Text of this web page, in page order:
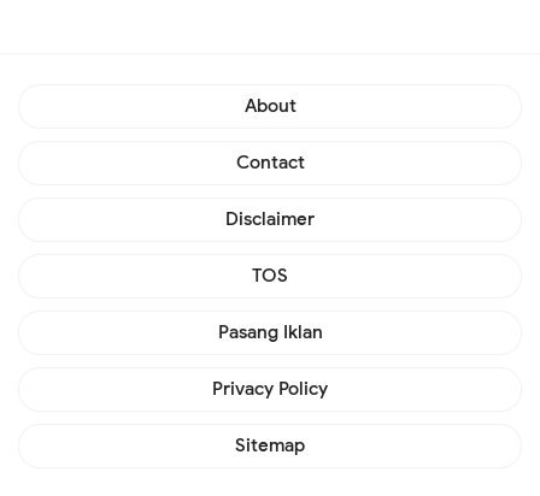
About
Contact
Disclaimer
TOS
Pasang Iklan
Privacy Policy
Sitemap